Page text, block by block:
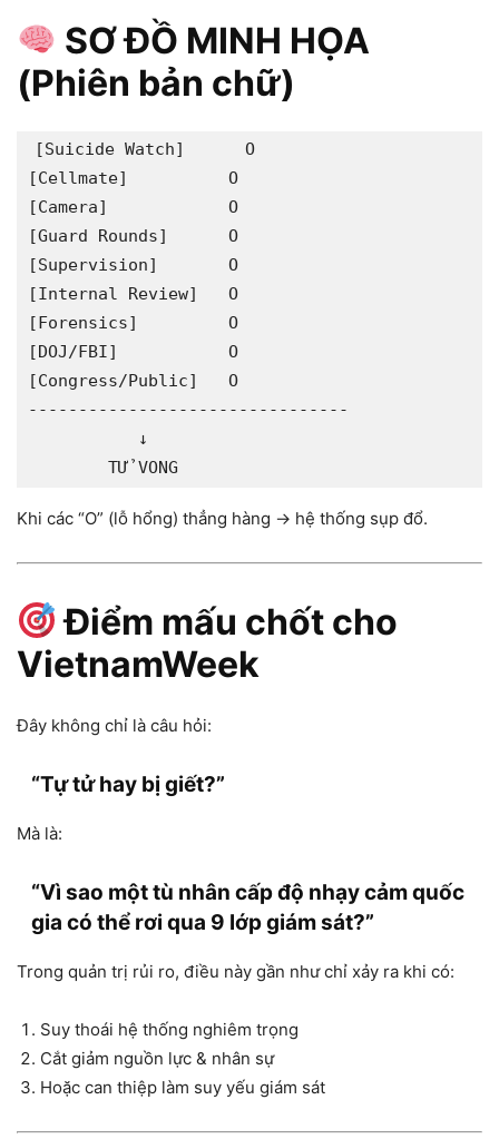
SƠ ĐỒ MINH HỌA
(Phiên bản chữ)
[Suicide Watch]      O
[Cellmate]          O
[Camera]            O
[Guard Rounds]      O
[Supervision]       O
[Internal Review]   O
[Forensics]         O
[DOJ/FBI]           O
[Congress/Public]   O
--------------------------------
           ↓
Khi các “O” (lỗ hổng) thẳng hàng → hệ thống sụp đổ.
Điểm mấu chốt cho
VietnamWeek
Đây không chỉ là câu hỏi:
“Tự tử hay bị giết?”
Mà là:
“Vì sao một tù nhân cấp độ nhạy cảm quốc
gia có thể rơi qua 9 lớp giám sát?”
Trong quản trị rủi ro, điều này gần như chỉ xảy ra khi có:
Suy thoái hệ thống nghiêm trọng
Cắt giảm nguồn lực & nhân sự
Hoặc can thiệp làm suy yếu giám sát